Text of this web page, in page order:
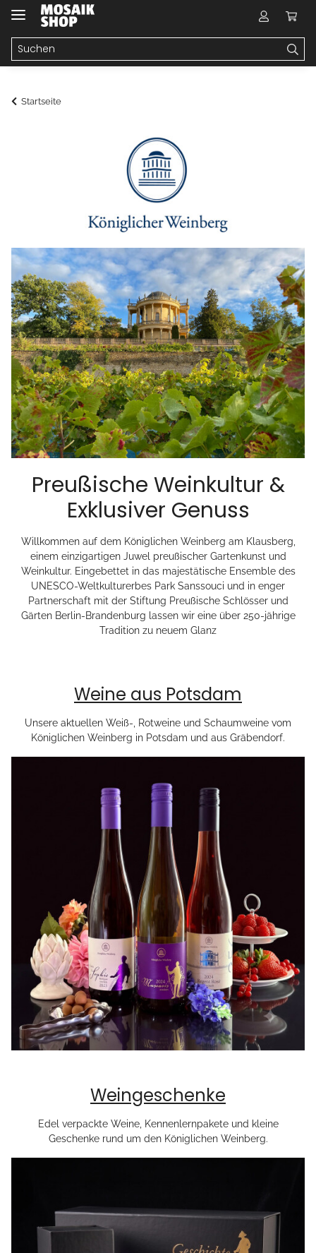
Startseite
Preußische Weinkultur &
Exklusiver Genuss
Willkommen auf dem Königlichen Weinberg am Klausberg,
einem einzigartigen Juwel preußischer Gartenkunst und
Weinkultur. Eingebettet in das majestätische Ensemble des
UNESCO-Weltkulturerbes Park Sanssouci und in enger
Partnerschaft mit der Stiftung Preußische Schlösser und
Gärten Berlin-Brandenburg lassen wir eine über 250-jährige
Tradition zu neuem Glanz
Weine aus Potsdam
Unsere aktuellen Weiß-, Rotweine und Schaumweine vom
Königlichen Weinberg in Potsdam und aus Gräbendorf.
Weingeschenke
Edel verpackte Weine, Kennenlernpakete und kleine
Geschenke rund um den Königlichen Weinberg.